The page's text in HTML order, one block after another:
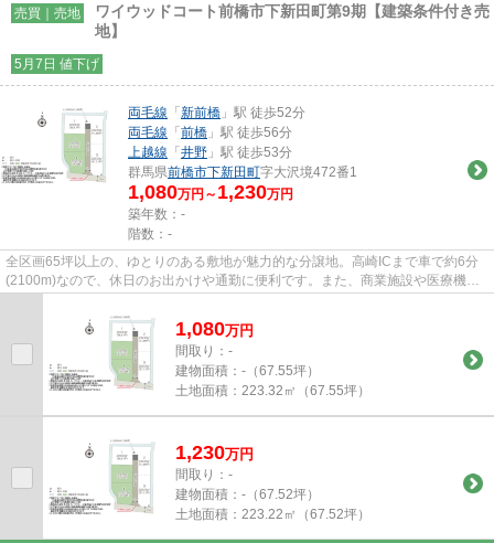
売買｜売地
ワイウッドコート前橋市下新田町第9期【建築条件付き売
地】
5月7日 値下げ
両毛線 「新前橋 」駅 徒歩52分
両毛線 「前橋 」駅 徒歩56分
上越線 「井野 」駅 徒歩53分
群馬県前橋市下新田町字大沢境472番1
1,080万円～ 1,230万円
築年数：-
階数：-
全区画65坪以上の、ゆとりのある敷地が魅力的な分譲地。高崎ICまで車で約6分
(2100m)なので、休日のお出かけや通勤に便利です。また、商業施設や医療機関
が周辺に充実しており、暮らし...
1,080万円
間取り：-
建物面積： -（67.55坪）
土地面積： 223.32㎡（67.55坪）
1,230万円
間取り：-
建物面積： -（67.52坪）
土地面積： 223.22㎡（67.52坪）